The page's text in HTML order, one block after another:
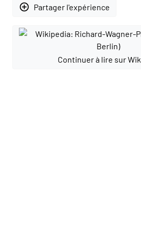
add_circle_outline Partager l'expérience
Continuer à lire sur